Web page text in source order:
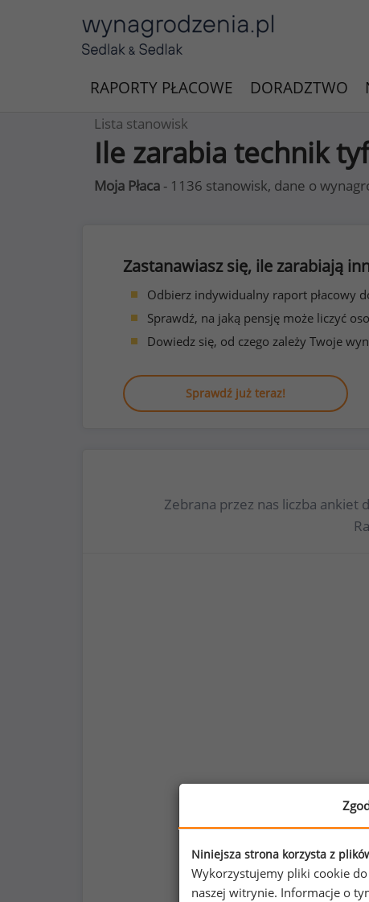
RAPORTY PŁACOWE DORADZTWO
Lista stanowisk
Ile zarabia technik
Moja Płaca - 1136 stanowisk, dane o
Zastanawiasz się, ile zarabiają
Odbierz indywidualny raport płacowy
Sprawdź, na jaką pensję może liczyć
Dowiedz się, od czego zależy Twoje
Sprawdź już teraz!
Zebrana przez nas liczba
Niniejsza strona korzysta z
Wykorzystujemy pliki cookie
naszej witrynie. Informacje o